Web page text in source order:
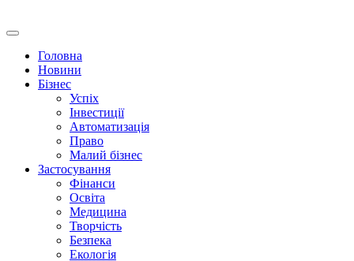
Головна
Новини
Бізнес
Успіх
Інвестиції
Автоматизація
Право
Малий бізнес
Застосування
Фінанси
Освіта
Медицина
Творчість
Безпека
Екологія